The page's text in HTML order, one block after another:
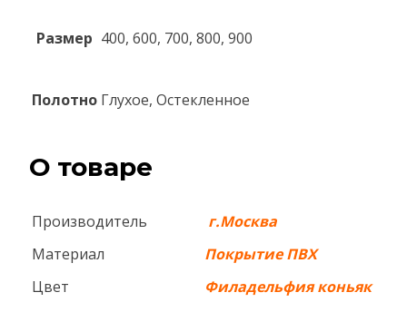
Размер 400, 600, 700, 800, 900
Полотно Глухое, Остекленное
О товаре
Производитель
г.Москва
Материал
Покрытие ПВХ
Цвет
Филадельфия коньяк